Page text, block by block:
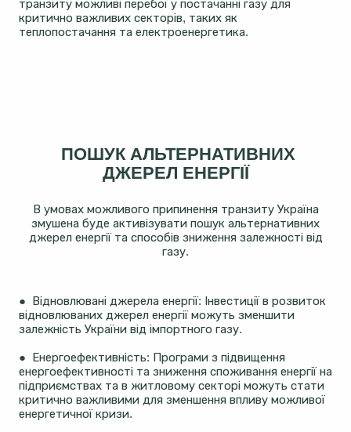
транзиту можливі перебої у постачанні газу для
критично важливих секторів, таких як
теплопостачання та електроенергетика​​.
ПОШУК АЛЬТЕРНАТИВНИХ
ДЖЕРЕЛ ЕНЕРГІЇ
В умовах можливого припинення транзиту Україна
змушена буде активізувати пошук альтернативних
джерел енергії та способів зниження залежності від
газу.
● Відновлювані джерела енергії: Інвестиції в розвиток
відновлюваних джерел енергії можуть зменшити
залежність України від імпортного газу.
● Енергоефективність: Програми з підвищення
енергоефективності та зниження споживання енергії на
підприємствах та в житловому секторі можуть стати
критично важливими для зменшення впливу можливої
енергетичної кризи​​.